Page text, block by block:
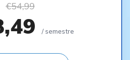
€54,99
/ semestre